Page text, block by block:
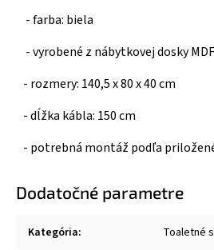
- farba: biela
- vyrobené z nábytkovej dosky MDF
- rozmery: 140,5 x 80 x 40 cm
- dĺžka kábla: 150 cm
- potrebná montáž podľa
Dodatočné parametre
Kategória: Toaletné